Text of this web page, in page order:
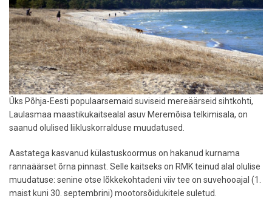
Üks Põhja-Eesti populaarsemaid suviseid mereäärseid sihtkohti,
Laulasmaa maastikukaitsealal asuv Meremõisa telkimisala, on
saanud olulised liikluskorralduse muudatused.
Aastatega kasvanud külastuskoormus on hakanud kurnama
rannaäärset õrna pinnast. Selle kaitseks on RMK teinud alal olulise
muudatuse: senine otse lõkkekohtadeni viiv tee on suvehooajal (1.
maist kuni 30. septembrini) mootorsõidukitele suletud.